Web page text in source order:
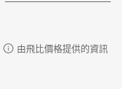
由飛比價格提供的資訊